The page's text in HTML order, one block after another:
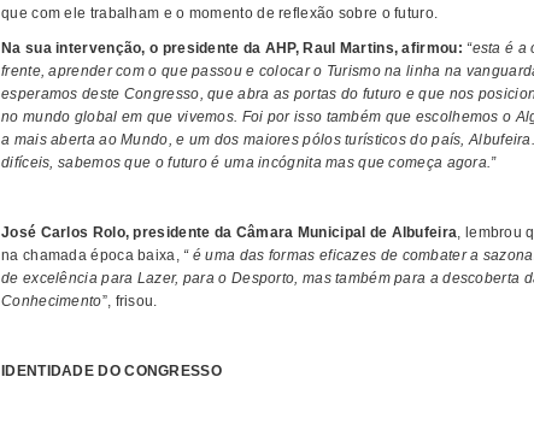
que com ele trabalham e o momento de reflexão sobre o futuro.
Na sua intervenção, o presidente da AHP, Raul Martins, afirmou: “esta é
frente, aprender com o que passou e colocar o Turismo na linha na
esperamos deste Congresso, que abra as portas do futuro e que nos
no mundo global em que vivemos. Foi por isso também que escolhemos o
a mais aberta ao Mundo, e um dos maiores pólos turísticos do país,
difíceis, sabemos que o futuro é uma incógnita mas que começa agora.”
José Carlos Rolo, presidente da Câmara Municipal de Albufeira, lembrou
na chamada época baixa, “ é uma das formas eficazes de combater a
de excelência para Lazer, para o Desporto, mas também para a descoberta
Conhecimento”, frisou.
IDENTIDADE DO CONGRESSO